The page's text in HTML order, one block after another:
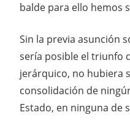
balde para ello hemos
Sin la previa asunción
sería posible el triunfo
jerárquico, no hubiera
consolidación de
Estado, en ninguna de